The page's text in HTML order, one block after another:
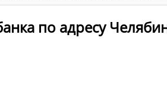
по адресу